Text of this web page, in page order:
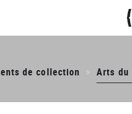
de collection Arts du